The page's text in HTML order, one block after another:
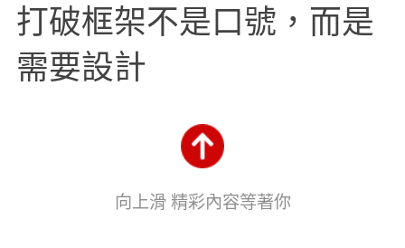
打破框架不是口號，而是
需要設計
向上滑 精彩內容等著你